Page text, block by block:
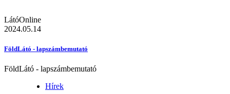
LátóOnline
2024.05.14
FöldLátó - lapszámbemutató
FöldLátó - lapszámbemutató
Hírek